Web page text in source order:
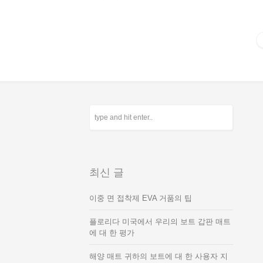
최신 글
이중 면 접착제 EVA 거품의 팁
플로리다 미국에서 우리의 보트 갑판 매트
에 대 한 평가
해양 매트 귀하의 보트에 대 한 사용자 지